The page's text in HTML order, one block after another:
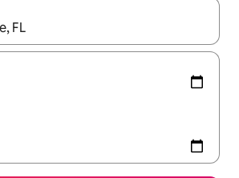
estén disponibles, navega con las